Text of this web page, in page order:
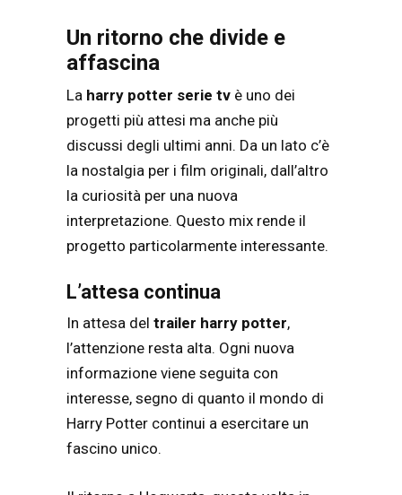
Un ritorno che divide e
affascina
La harry potter serie tv è uno dei
progetti più attesi ma anche più
discussi degli ultimi anni. Da un lato c’è
la nostalgia per i film originali, dall’altro
la curiosità per una nuova
interpretazione. Questo mix rende il
progetto particolarmente interessante.
L’attesa continua
In attesa del trailer harry potter,
l’attenzione resta alta. Ogni nuova
informazione viene seguita con
interesse, segno di quanto il mondo di
Harry Potter continui a esercitare un
fascino unico.